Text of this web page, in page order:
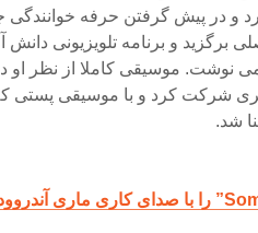
کرد و در پیش گرفتن حرفه
برگزید و برنامه تلویزیونی دانش
موسیقی کاملا از نظر او